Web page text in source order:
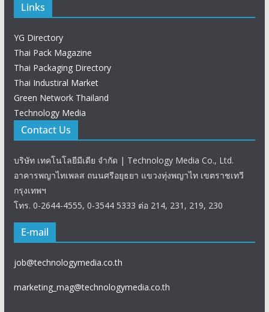
Links
YG Directory
Thai Pack Magazine
Thai Packaging Directory
Thai Industiral Market
Green Network Thailand
Technology Media
Contact Us
บริษัท เทคโนโลยีมีเดีย จำกัด | Technology Media Co., Ltd.
อาคารพญาไทเพลส ถนนศรีอยุธยา แขวงทุ่งพญาไท เขตราชเทวี
กรุงเทพฯ
โทร. 0-2644-4555, 0-3544 5333 ต่อ 214, 231, 219, 230
E-mail
job@technologymedia.co.th
marketing_mag@technologymedia.co.th